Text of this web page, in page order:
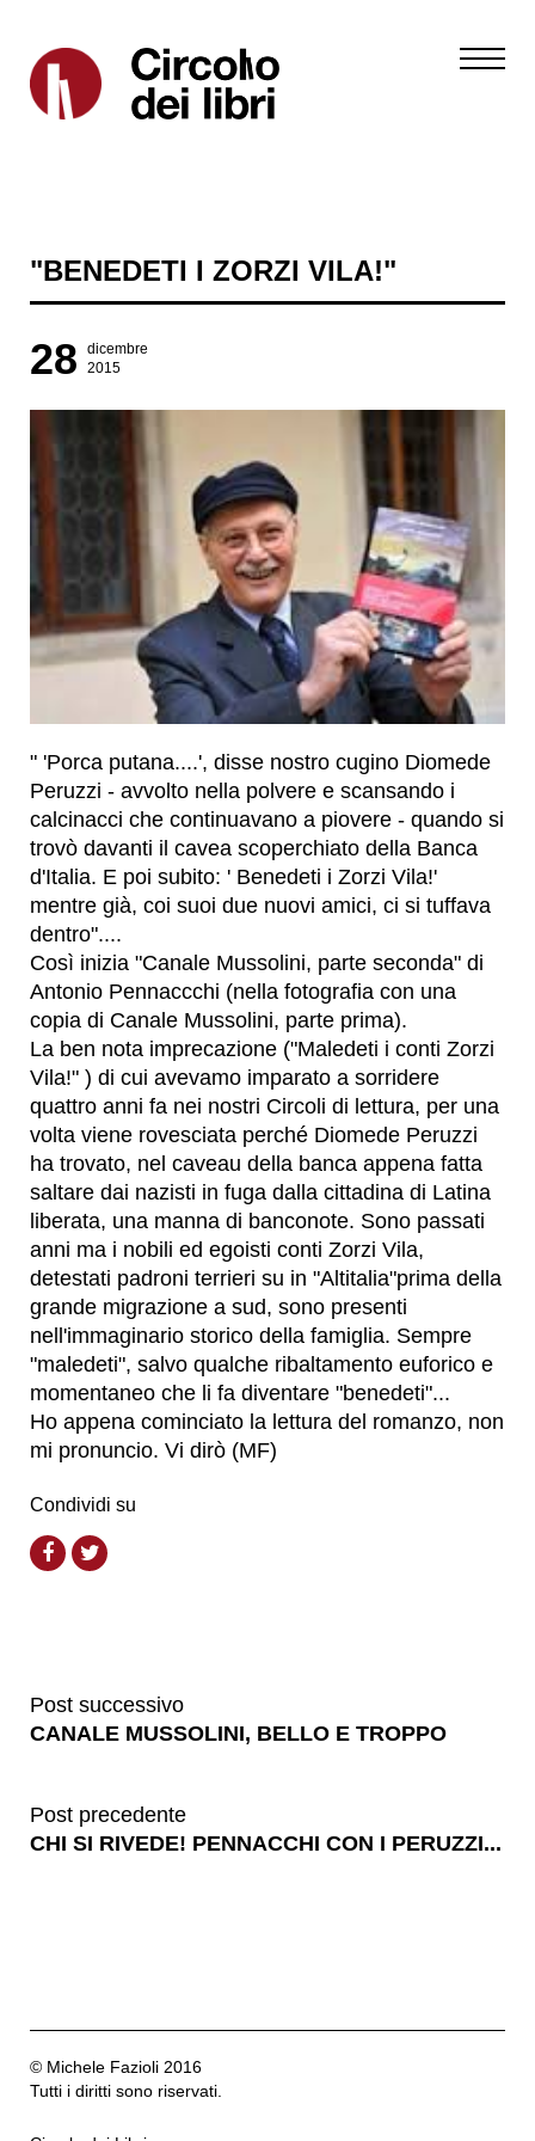
"BENEDETI I ZORZI VILA!"
28
dicembre
2015
" 'Porca putana....', disse nostro cugino Diomede
Peruzzi - avvolto nella polvere e scansando i
calcinacci che continuavano a piovere - quando si
trovò davanti il cavea scoperchiato della Banca
d'Italia. E poi subito: ' Benedeti i Zorzi Vila!'
mentre già, coi suoi due nuovi amici, ci si tuffava
dentro"....
Così inizia "Canale Mussolini, parte seconda" di
Antonio Pennaccchi (nella fotografia con una
copia di Canale Mussolini, parte prima).
La ben nota imprecazione ("Maledeti i conti Zorzi
Vila!" ) di cui avevamo imparato a sorridere
quattro anni fa nei nostri Circoli di lettura, per una
volta viene rovesciata perché Diomede Peruzzi
ha trovato, nel caveau della banca appena fatta
saltare dai nazisti in fuga dalla cittadina di Latina
liberata, una manna di banconote. Sono passati
anni ma i nobili ed egoisti conti Zorzi Vila,
detestati padroni terrieri su in "Altitalia"prima della
grande migrazione a sud, sono presenti
nell'immaginario storico della famiglia. Sempre
"maledeti", salvo qualche ribaltamento euforico e
momentaneo che li fa diventare "benedeti"...
Ho appena cominciato la lettura del romanzo, non
mi pronuncio. Vi dirò (MF)
Condividi su
Post successivo
CANALE MUSSOLINI, BELLO E TROPPO
Post precedente
CHI SI RIVEDE! PENNACCHI CON I PERUZZI...
© Michele Fazioli 2016
Tutti i diritti sono riservati.